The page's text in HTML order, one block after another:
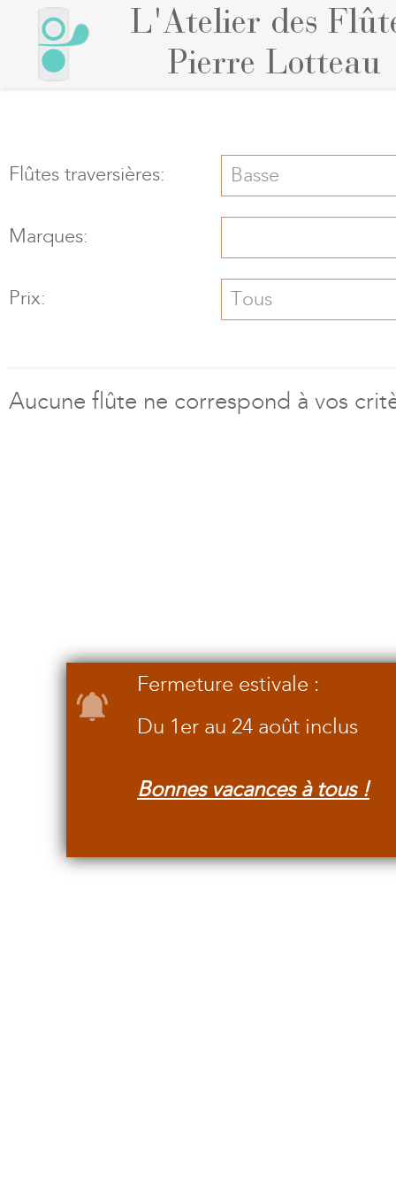
L'Atelier des
Pierre Lotteau
Flûtes traversières: Basse
Marques:
Prix: Tous
Aucune flûte ne correspond à vos
Fermeture estivale :
Du 1er au 24 août inclus
Bonnes vacances à tous !